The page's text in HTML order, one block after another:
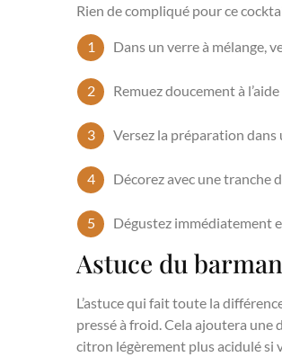
Rien de compliqué pour ce
Dans un verre à mélange,
Remuez doucement à
Versez la préparation dans
Décorez avec une tranche
Dégustez immédiatement
Astuce du
L’astuce qui fait toute la
pressé à froid. Cela ajoutera une
citron légèrement plus acidulé si